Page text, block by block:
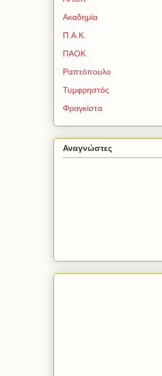
Ακαδημία
Π.Α.Κ.
ΠΑΟΚ
Ραπτόπουλο
Τυμφρηστός
Φραγκίστα
Αναγνώστες